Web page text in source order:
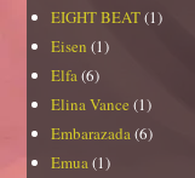
EIGHT BEAT(1)
Eisen (1)
Elfa(6)
Elina Vance (1)
Embarazada(6)
Emua(1)